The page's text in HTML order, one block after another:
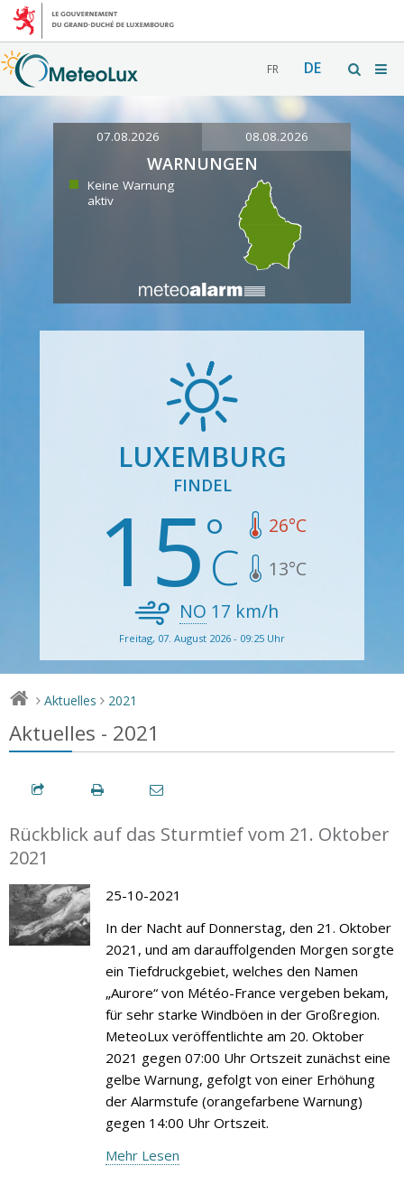
FR DE
07.08.2026 08.08.2026
WARNUNGEN
Keine Warnung
aktiv
LUXEMBURG
FINDEL
15 26°C
13°C
NO 17 km/h
Freitag, 07. August 2026 - 09:25 Uhr
> Aktuelles > 2021
Aktuelles - 2021
Rückblick auf das Sturmtief vom 21. Oktober
2021
25-10-2021
In der Nacht auf Donnerstag, den 21. Oktober
2021, und am darauffolgenden Morgen sorgte
ein Tiefdruckgebiet, welches den Namen
„Aurore“ von Météo-France vergeben bekam,
für sehr starke Windböen in der Großregion.
MeteoLux veröffentlichte am 20. Oktober
2021 gegen 07:00 Uhr Ortszeit zunächst eine
gelbe Warnung, gefolgt von einer Erhöhung
der Alarmstufe (orangefarbene Warnung)
gegen 14:00 Uhr Ortszeit.
Mehr Lesen